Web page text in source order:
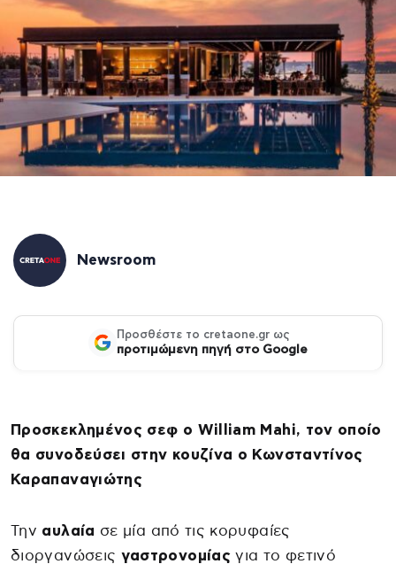
Newsroom
Προσθέστε το cretaone.gr ως
προτιμώμενη πηγή στο Google
Προσκεκλημένος σεφ ο William Mahi, τον οποίο
θα συνοδεύσει στην κουζίνα ο Κωνσταντίνος
Καραπαναγιώτης
Την αυλαία σε μία από τις κορυφαίες
διοργανώσεις γαστρονομίας για το φετινό